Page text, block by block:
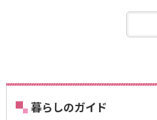
暮らしのガイド